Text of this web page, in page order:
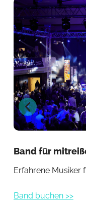
Band für
Erfahrene Musiker
Band buchen >>